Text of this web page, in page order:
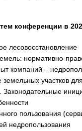
конференции в
лесовосстановление
нормативно-
компаний –
участков
Законодательные
пользования
недропользования